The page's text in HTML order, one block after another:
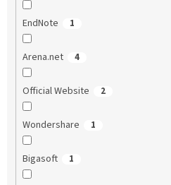
EndNote 1
Arena.net 4
Official Website 2
Wondershare 1
Bigasoft 1